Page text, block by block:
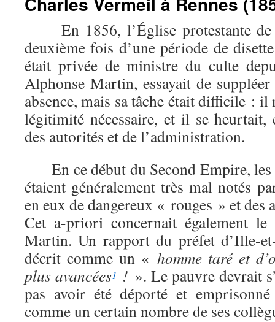
En 1856, l’Église protestante de
deuxième fois d’une période de
était privée de ministre du culte
Alphonse Martin, essayait de
absence, mais sa tâche était difficile : il
légitimité nécessaire, et il se heurtait,
des autorités et de l’administration.
En ce début du Second Empire, les
étaient généralement très mal notés
en eux de dangereux « rouges » et des
Cet a-priori concernait également le
Martin. Un rapport du préfet d’Ille-
décrit comme un « homme taré et
plus avancées1! ». Le pauvre devrait
pas avoir été déporté et
comme un certain nombre de ses